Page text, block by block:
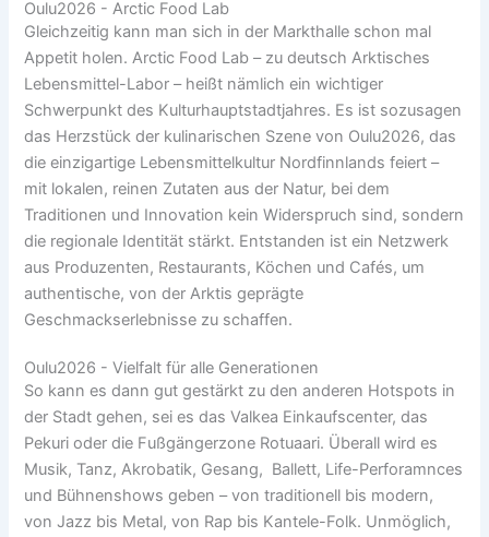
Oulu2026 - Arctic Food Lab
Gleichzeitig kann man sich in der Markthalle schon mal
Appetit holen. Arctic Food Lab – zu deutsch Arktisches
Lebensmittel-Labor – heißt nämlich ein wichtiger
Schwerpunkt des Kulturhauptstadtjahres. Es ist sozusagen
das Herzstück der kulinarischen Szene von Oulu2026, das
die einzigartige Lebensmittelkultur Nordfinnlands feiert –
mit lokalen, reinen Zutaten aus der Natur, bei dem
Traditionen und Innovation kein Widerspruch sind, sondern
die regionale Identität stärkt. Entstanden ist ein Netzwerk
aus Produzenten, Restaurants, Köchen und Cafés, um
authentische, von der Arktis geprägte
Geschmackserlebnisse zu schaffen.
Oulu2026 - Vielfalt für alle Generationen
So kann es dann gut gestärkt zu den anderen Hotspots in
der Stadt gehen, sei es das Valkea Einkaufscenter, das
Pekuri oder die Fußgängerzone Rotuaari. Überall wird es
Musik, Tanz, Akrobatik, Gesang, Ballett, Life-Perforamnces
und Bühnenshows geben – von traditionell bis modern,
von Jazz bis Metal, von Rap bis Kantele-Folk. Unmöglich,